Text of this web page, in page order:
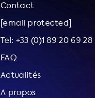
Contact
[email protected]
Tel: +33 (0)1 89 20 69 28
FAQ
Actualités
A propos